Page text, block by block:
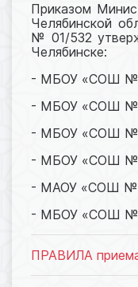
Приказом
Челябинской
№ 01/532
Челябинске:
- МБОУ «СОШ №
- МБОУ «СОШ №
- МБОУ «СОШ №
- МБОУ «СОШ №
- МАОУ «СОШ №
- МБОУ «СОШ №
ПРАВИЛА